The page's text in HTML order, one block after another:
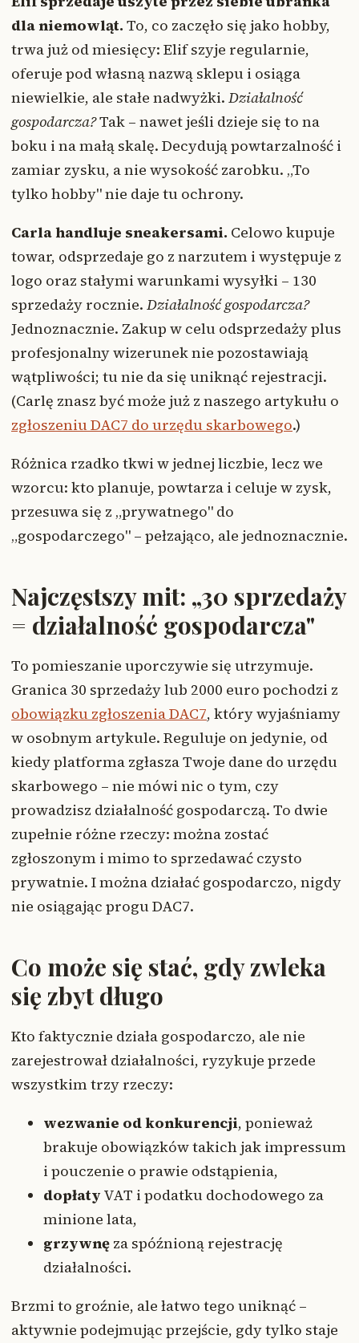
dla niemowląt. To, co zaczęło się jako hobby,
trwa już od miesięcy: Elif szyje regularnie,
oferuje pod własną nazwą sklepu i osiąga
niewielkie, ale stałe nadwyżki. Działalność
gospodarcza?Tak – nawet jeśli dzieje się to na
boku i na małą skalę. Decydują powtarzalność i
zamiar zysku, a nie wysokość zarobku. „To
tylko hobby" nie daje tu ochrony.
Carla handluje sneakersami. Celowo kupuje
towar, odsprzedaje go z narzutem i występuje z
logo oraz stałymi warunkami wysyłki – 130
sprzedaży rocznie. Działalność gospodarcza?
Jednoznacznie. Zakup w celu odsprzedaży plus
profesjonalny wizerunek nie pozostawiają
wątpliwości; tu nie da się uniknąć rejestracji.
(Carlę znasz być może już z naszego artykułu o
zgłoszeniu DAC7 do urzędu skarbowego.)
Różnica rzadko tkwi w jednej liczbie, lecz we
wzorcu: kto planuje, powtarza i celuje w zysk,
przesuwa się z „prywatnego" do
„gospodarczego" – pełzająco, ale jednoznacznie.
Najczęstszy mit: „30 sprzedaży
= działalność gospodarcza"
To pomieszanie uporczywie się utrzymuje.
Granica 30 sprzedaży lub 2000 euro pochodzi z
obowiązku zgłoszenia DAC7, który wyjaśniamy
w osobnym artykule. Reguluje on jedynie, od
kiedy platforma zgłasza Twoje dane do urzędu
skarbowego – nie mówi nic o tym, czy
prowadzisz działalność gospodarczą. To dwie
zupełnie różne rzeczy: można zostać
zgłoszonym i mimo to sprzedawać czysto
prywatnie. I można działać gospodarczo, nigdy
nie osiągając progu DAC7.
Co może się stać, gdy zwleka
się zbyt długo
Kto faktycznie działa gospodarczo, ale nie
zarejestrował działalności, ryzykuje przede
wszystkim trzy rzeczy:
wezwanie od konkurencji, ponieważ
brakuje obowiązków takich jak impressum
i pouczenie o prawie odstąpienia,
dopłaty VAT i podatku dochodowego za
minione lata,
grzywnę za spóźnioną rejestrację
działalności.
Brzmi to groźnie, ale łatwo tego uniknąć –
aktywnie podejmując przejście, gdy tylko staje